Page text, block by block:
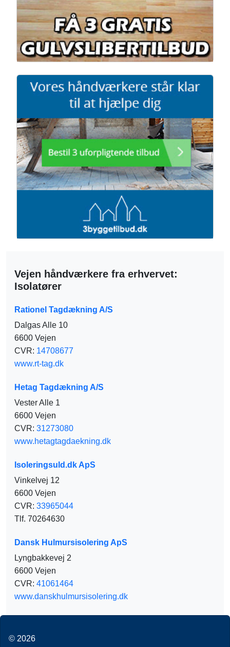
Vejen håndværkere fra erhvervet:
Isolatører
Rationel Tagdækning A/S
Dalgas Alle 10
6600 Vejen
CVR: 14708677
www.rt-tag.dk
Hetag Tagdækning A/S
Vester Alle 1
6600 Vejen
CVR: 31273080
www.hetagtagdaekning.dk
Isoleringsuld.dk ApS
Vinkelvej 12
6600 Vejen
CVR: 33965044
Tlf. 70264630
Dansk Hulmursisolering ApS
Lyngbakkevej 2
6600 Vejen
CVR: 41061464
www.danskhulmursisolering.dk
© 2026